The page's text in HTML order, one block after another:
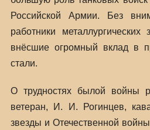
Российской Армии. Без
работники металлургических
внёсшие огромный вклад в
стали.
О трудностях былой войны
ветеран, И. И. Рогинцев,
звезды и Отечественной